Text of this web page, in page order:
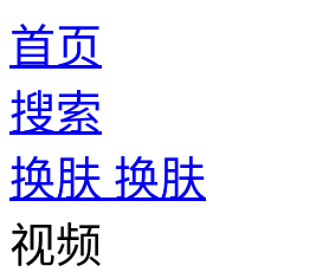
首页
搜索
换肤 换肤
视频